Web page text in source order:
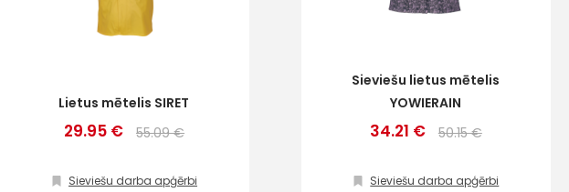
Lietus mētelis SIRET
29.95 € 55.09 €
Sieviešu darba apģērbi
Sieviešu lietus mētelis
YOWIERAIN
34.21 € 50.15 €
Sieviešu darba apģērbi